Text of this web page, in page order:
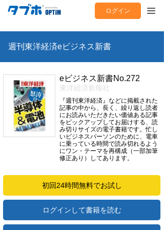
ログイン
週刊東洋経済eビジネス新書
eビジネス新書No.272
東洋経済新報社
『週刊東洋経済』などに掲載された
記事の中から、長く、繰り返し読者
にお読みいただきたい価値ある記事
をピックアップしてお届けする、読
み切りサイズの電子書籍です。忙し
いビジネスパーソンのために、電車
に乗っている時間で読み切れるよう
にワン・テーマを再構成（一部加筆
修正あり）してあります。
初回24時間無料でお試し
ログインして書籍を読む